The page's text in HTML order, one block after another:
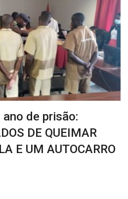
de prisão:
DE QUEIMAR
E UM AUTOCARRO